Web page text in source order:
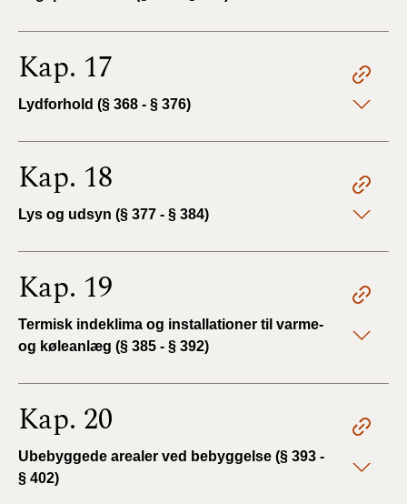
Kap. 17
Lydforhold (§ 368 - § 376)
Kap. 18
Lys og udsyn (§ 377 - § 384)
Kap. 19
Termisk indeklima og installationer til varme-
og køleanlæg (§ 385 - § 392)
Kap. 20
Ubebyggede arealer ved bebyggelse (§ 393 -
§ 402)